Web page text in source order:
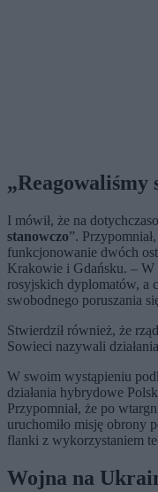
„Reagowaliśmy
I mówił, że na
stanowczo”.
funkcjonowanie dwóch
Krakowie i Gdańsku. – W
rosyjskich dyplomatów, a
swobodnego poruszania
Stwierdził również, że
Sowieci nazywali
W swoim wystąpieniu
działania hybrydowe
Przypomniał, że po
uruchomiło misję obrony
flanki z wykorzystaniem
Wojna na